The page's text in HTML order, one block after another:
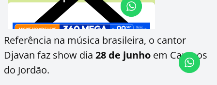
Referência na música brasileira, o cantor
Djavan faz show dia 28 de junho em Campos
do Jordão.